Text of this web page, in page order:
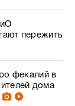
пережить
фекалий в
дома